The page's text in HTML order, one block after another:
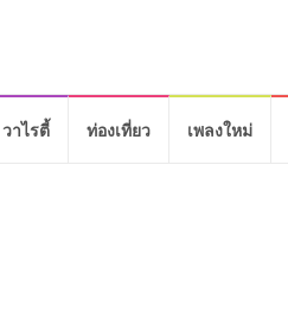
วาไรตี้ ท่องเที่ยว เพลงใหม่